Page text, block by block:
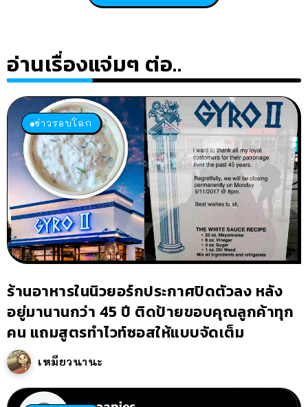
อ่านเรื่องแจ่มๆ ต่อ..
ข่าวรอบโลก
ร้านอาหารในนิวยอร์กประกาศปิดตัวลง หลัง
อยู่มานานกว่า 45 ปี ติดป้ายขอบคุณลูกค้าทุก
คน แถมสูตรทำไวท์ซอสให้แบบจัดเต็ม
เหมียวนานะ